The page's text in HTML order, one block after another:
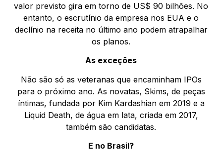
valor previsto gira em torno de US$ 90 bilhões. No
entanto, o escrutínio da empresa nos EUA e o
declínio na receita no último ano podem atrapalhar
os planos.
As exceções
Não são só as veteranas que encaminham IPOs
para o próximo ano. As novatas, Skims, de peças
íntimas, fundada por Kim Kardashian em 2019 e a
Liquid Death, de água em lata, criada em 2017,
também são candidatas.
E no Brasil?